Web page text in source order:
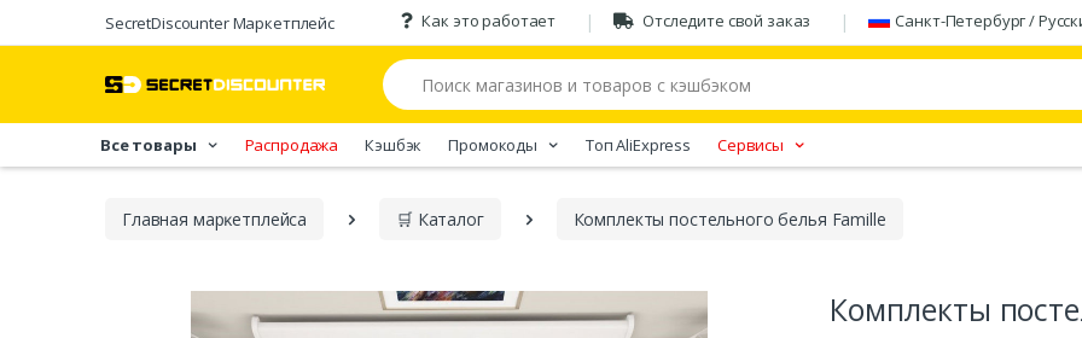
SecretDiscounter Маркетплейс Как это работает Отследите свой заказ Санкт-Петербург /
Все товары Распродажа Кэшбэк Промокоды Tоп AliExpress Сервисы
Главная марĸетплейса 🛒 Каталог Комплекты постельного белья Famille
Комплекты